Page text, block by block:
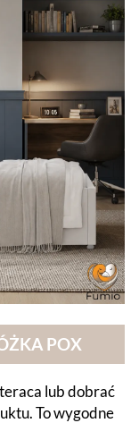
POX
lub dobrać
To wygodne